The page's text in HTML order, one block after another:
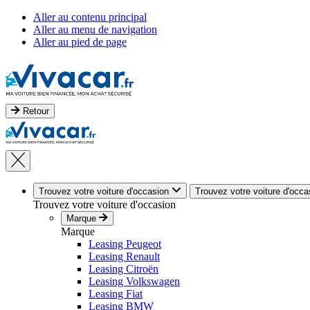
Aller au contenu principal
Aller au menu de navigation
Aller au pied de page
Retour
Trouvez votre voiture d'occasion Trouvez votre voiture
Trouvez votre voiture d'occasion
Marque
Marque
Leasing Peugeot
Leasing Renault
Leasing Citroën
Leasing Volkswagen
Leasing Fiat
Leasing BMW